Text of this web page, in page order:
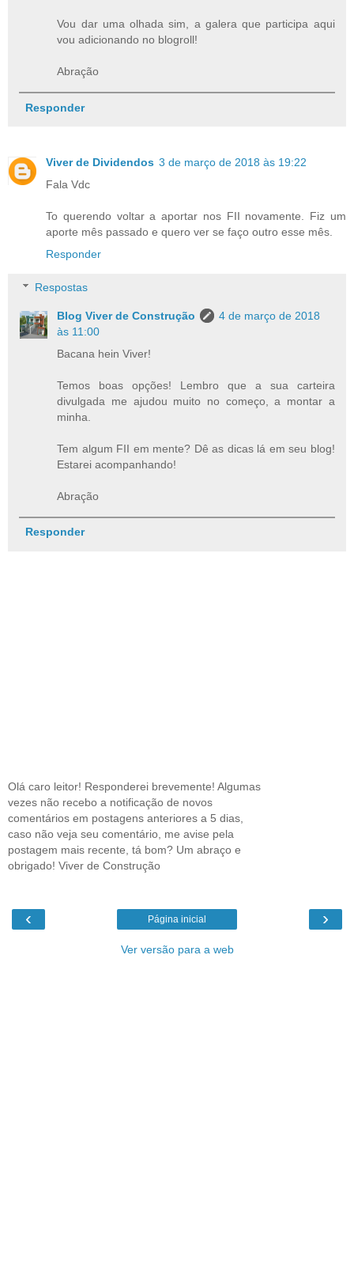
Vou dar uma olhada sim, a galera que participa aqui
vou adicionando no blogroll!
Abração
Responder
Viver de Dividendos 3 de março de 2018 às 19:22
Fala Vdc
To querendo voltar a aportar nos FII novamente. Fiz um
aporte mês passado e quero ver se faço outro esse mês.
Responder
Respostas
Blog Viver de Construção
4 de março de 2018
às 11:00
Bacana hein Viver!
Temos boas opções! Lembro que a sua carteira
divulgada me ajudou muito no começo, a montar a
minha.
Tem algum FII em mente? Dê as dicas lá em seu blog!
Estarei acompanhando!
Abração
Responder
Olá caro leitor! Responderei brevemente! Algumas
vezes não recebo a notificação de novos
comentários em postagens anteriores a 5 dias,
caso não veja seu comentário, me avise pela
postagem mais recente, tá bom? Um abraço e
obrigado! Viver de Construção
‹ ›
Página inicial
Ver versão para a web